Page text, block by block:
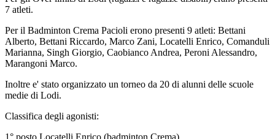
7 atleti.
Per il Badminton Crema Pacioli erono presenti 9 atleti: Bettani
Alberto, Bettani Riccardo, Marco Zani, Locatelli Enrico, Comanduli
Marianna, Singh Giorgio, Caobianco Andrea, Peroni Alessandro,
Marangoni Marco.
Inoltre e' stato organizzato un torneo da 20 di alunni delle scuole
medie di Lodi.
Classifica degli agonisti: